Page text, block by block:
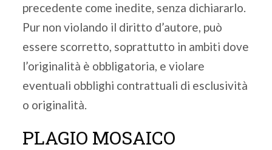
precedente come inedite, senza dichiararlo.
Pur non violando il diritto d’autore, può
essere scorretto, soprattutto in ambiti dove
l’originalità è obbligatoria, e violare
eventuali obblighi contrattuali di esclusività
o originalità.
PLAGIO MOSAICO